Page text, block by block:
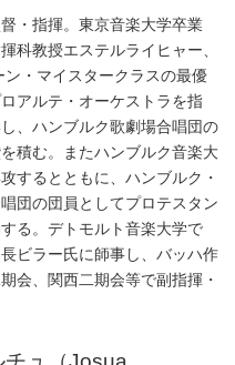
・指揮。東京音楽大学卒業
科教授エステルライヒャー、
・マイスタークラスの最優
アルテ・オーケストラを指
、ハンブルク歌劇場合唱団の
積む。またハンブルク音楽大
するとともに、ハンブルク・
団の団員としてプロテスタン
る。デトモルト音楽大学で
ビラー氏に師事し、バッハ作
会、関西二期会等で副指揮・